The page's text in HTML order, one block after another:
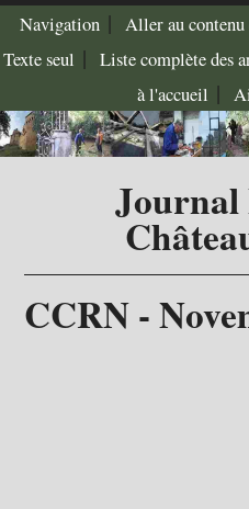
Navigation| Aller au
Texte seul | Liste complète des
à l'accueil |
Journal
CCRN -